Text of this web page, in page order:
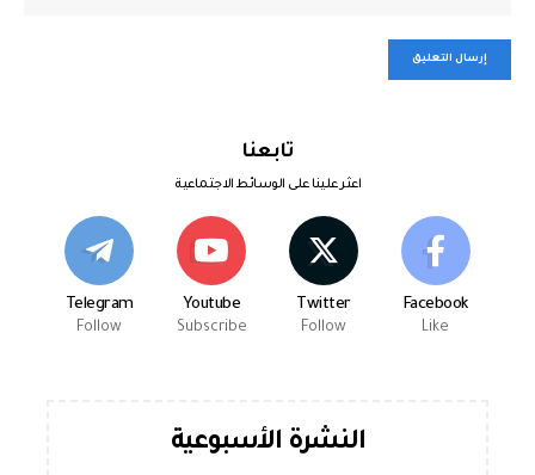
تابعنا
اعثر علينا على الوسائط الاجتماعية
Facebook
Like
Twitter
Follow
Youtube
Subscribe
Telegram
Follow
النشرة الأسبوعية